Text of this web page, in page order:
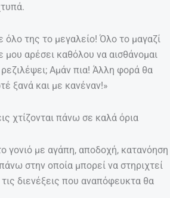
της το μεγαλείο! Όλο το μαγαζί
μου αρέσει καθόλου να αισθάνομαι
Αμάν πια! Άλλη φορά θα
ξανά και με κανέναν!»
χτίζονται πάνω σε καλά όρια
γονιό με αγάπη, αποδοχή, κατανόηση
στην οποία μπορεί να στηριχτεί
διενέξεις που αναπόφευκτα θα